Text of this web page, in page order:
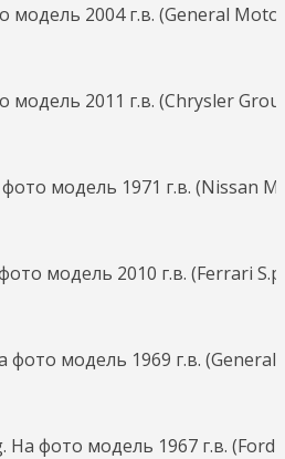
модель 2004 г.в. (General
модель 2011 г.в. (Chrysler
модель 1971 г.в. (Nissan
модель 2010 г.в. (Ferrari
фото модель 1969 г.в.
На фото модель 1967 г.в.